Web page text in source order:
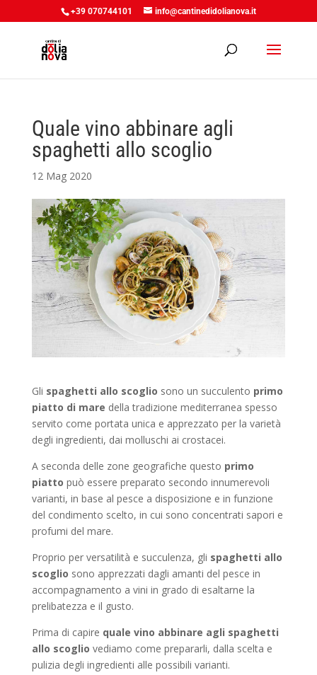
+39 070744101 info@cantinedidolianova.it
Quale vino abbinare agli
spaghetti allo scoglio
12 Mag 2020
Gli spaghetti allo scoglio sono un succulento primo
piatto di mare della tradizione mediterranea spesso
servito come portata unica e apprezzato per la varietà
degli ingredienti, dai molluschi ai crostacei.
A seconda delle zone geografiche questo primo
piatto può essere preparato secondo innumerevoli
varianti, in base al pesce a disposizione e in funzione
del condimento scelto, in cui sono concentrati sapori e
profumi del mare.
Proprio per versatilità e succulenza, gli spaghetti allo
scoglio sono apprezzati dagli amanti del pesce in
accompagnamento a vini in grado di esaltarne la
prelibatezza e il gusto.
Prima di capire quale vino abbinare agli spaghetti
allo scoglio vediamo come prepararli, dalla scelta e
pulizia degli ingredienti alle possibili varianti.